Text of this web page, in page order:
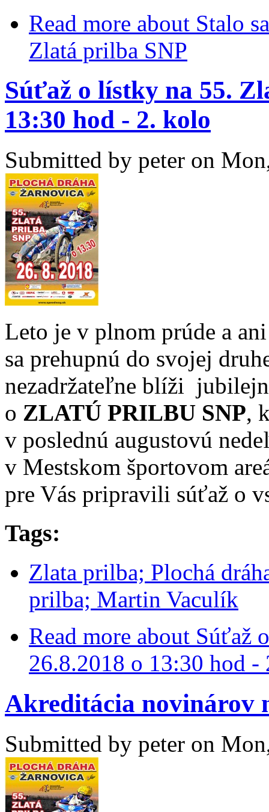
Read more about Stalo
Zlatá prilba SNP
Súťaž o lístky na 55.
13:30 hod - 2. kolo
Submitted by peter on
Leto je v plnom prúde a
sa prehupnú do svojej
nezadržateľne blíži
o ZLATÚ PRILBU SNP,
v poslednú augustovú
v Mestskom športovom
pre Vás pripravili súťaž o
Tags:
Zlata prilba; Plochá
prilba; Martin Vaculík
Read more about Súťaž
26.8.2018 o 13:30 hod -
Akreditácia novinárov
Submitted by peter on